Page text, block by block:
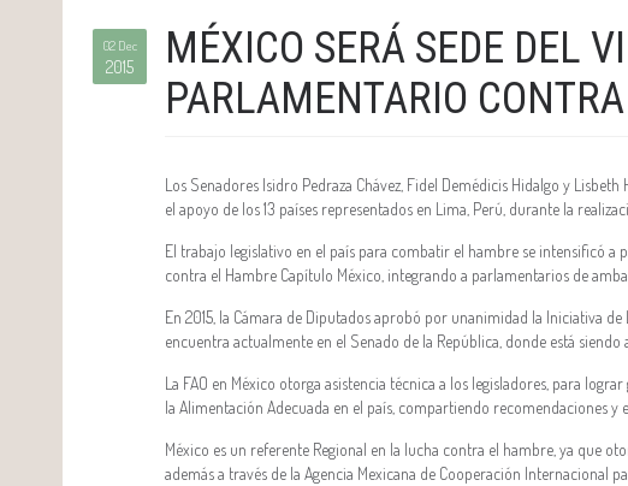
02 Dec
2015
MÉXICO SERÁ SEDE DEL
PARLAMENTARIO
Los Senadores Isidro Pedraza Chávez, Fidel Demédicis Hidalgo y
el apoyo de los 13 países representados en Lima, Perú, durante la
El trabajo legislativo en el país para combatir el hambre se intensificó a
contra el Hambre Capítulo México, integrando a parlamentarios de
En 2015, la Cámara de Diputados aprobó por unanimidad la Iniciativa
encuentra actualmente en el Senado de la República, donde está
La FAO en México otorga asistencia técnica a los legisladores, para
la Alimentación Adecuada en el país, compartiendo recomendaciones y
México es un referente Regional en la lucha contra el hambre, ya que
además a través de la Agencia Mexicana de Cooperación Internacional